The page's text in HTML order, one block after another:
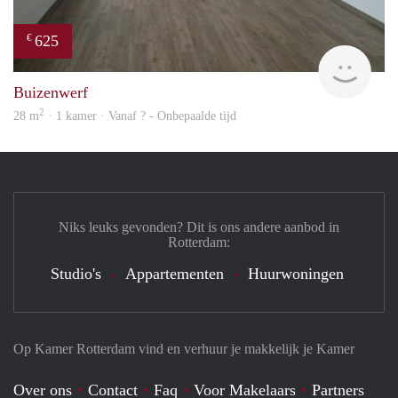
€ 625
Buizenwerf
28 m2 · 1 kamer · Vanaf ? - Onbepaalde tijd
Op Kamer Rotterdam vind en verhuur je makkelijk je Kamer
Over ons Contact Faq Voor Makelaars Partners
Niks leuks gevonden? Dit is ons andere aanbod in
Rotterdam:
Studio's Appartementen Huurwoningen